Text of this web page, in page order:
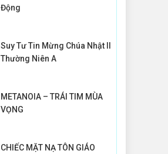
Động
Suy Tư Tin Mừng Chúa Nhật II
Thường Niên A
METANOIA – TRÁI TIM MÙA
VỌNG
CHIẾC MẶT NẠ TÔN GIÁO